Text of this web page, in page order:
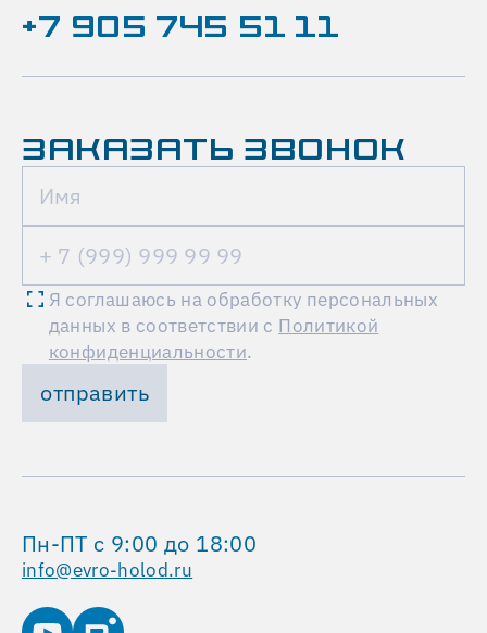
высокопроизводительная
экономичная
установка
охлаждением
и
теплоутилизацией
AVM7000L
российского
производителя
VERTRO.
Новую
уже
имеющимися
цеха,
+7 905 745 51 11
ЗАКАЗАТЬ ЗВОНОК
Я соглашаюсь на обработку персональных
данных в соответствии с Политикой
конфиденциальности.
отправить
Пн-ПТ с 9:00 до 18:00
info@evro-holod.ru